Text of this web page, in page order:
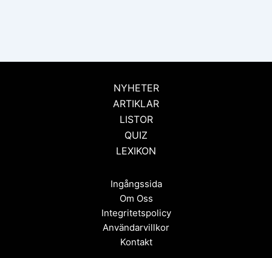
NYHETER
ARTIKLAR
LISTOR
QUIZ
LEXIKON
Ingångssida
Om Oss
Integritetspolicy
Användarvillkor
Kontakt